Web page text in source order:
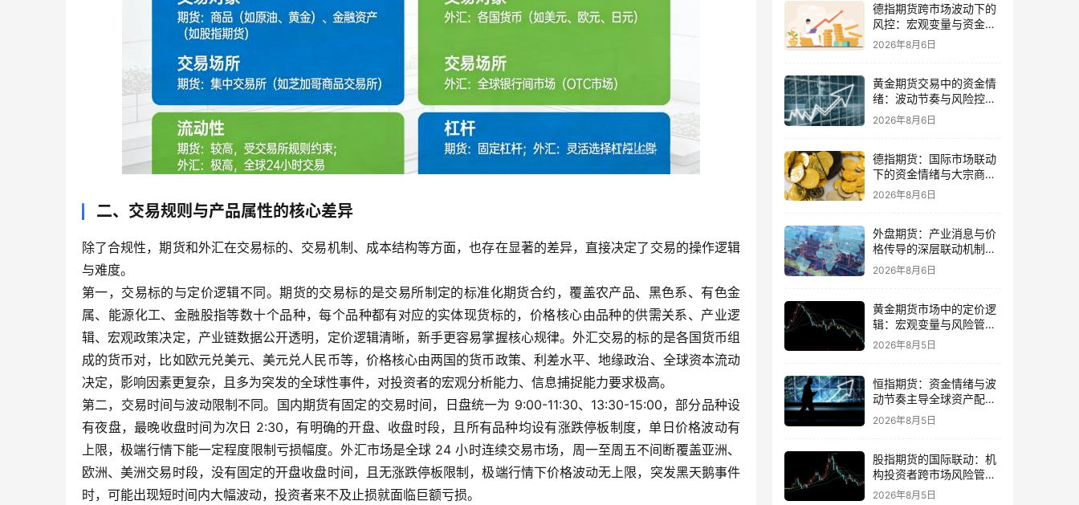
二、交易规则与产品属性的核心差异
除了合规性，期货和外汇在交易标的、交易机制、成本结构等方面，也存在显著的差异，直接决定了交易的操作逻辑
与难度。
第一，交易标的与定价逻辑不同。期货的交易标的是交易所制定的标准化期货合约，覆盖农产品、黑色系、有色金
属、能源化工、金融股指等数十个品种，每个品种都有对应的实体现货标的，价格核心由品种的供需关系、产业逻
辑、宏观政策决定，产业链数据公开透明，定价逻辑清晰，新手更容易掌握核心规律。外汇交易的标的是各国货币组
成的货币对，比如欧元兑美元、美元兑人民币等，价格核心由两国的货币政策、利差水平、地缘政治、全球资本流动
决定，影响因素更复杂，且多为突发的全球性事件，对投资者的宏观分析能力、信息捕捉能力要求极高。
第二，交易时间与波动限制不同。国内期货有固定的交易时间，日盘统一为 9:00-11:30、13:30-15:00，部分品种设
有夜盘，最晚收盘时间为次日 2:30，有明确的开盘、收盘时段，且所有品种均设有涨跌停板制度，单日价格波动有
上限，极端行情下能一定程度限制亏损幅度。外汇市场是全球 24 小时连续交易市场，周一至周五不间断覆盖亚洲、
欧洲、美洲交易时段，没有固定的开盘收盘时间，且无涨跌停板限制，极端行情下价格波动无上限，突发黑天鹅事件
时，可能出现短时间内大幅波动，投资者来不及止损就面临巨额亏损。
德指期货跨市场波动下的
风控：宏观变量与资金情
绪再平衡
2026年8月6日
黄金期货交易中的资金情
绪：波动节奏与风险控制
的平衡
2026年8月6日
德指期货：国际市场联动
下的资金情绪与大宗商品
传导
2026年8月6日
外盘期货：产业消息与价
格传导的深层联动机制与
交易策略
2026年8月6日
黄金期货市场中的定价逻
辑：宏观变量与风险管理
策略并重
2026年8月5日
恒指期货：资金情绪与波
动节奏主导全球资产配置
的思路
2026年8月5日
股指期货的国际联动：机
构投资者跨市场风险管理
策略
2026年8月5日